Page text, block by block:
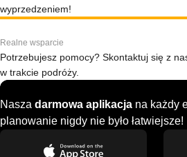
wyprzedzeniem!
Realne wsparcie
Potrzebujesz pomocy? Skontaktuj się z
w trakcie podróży.
Nasza darmowa aplikacja na każdy
planowanie nigdy nie było łatwiejsze!